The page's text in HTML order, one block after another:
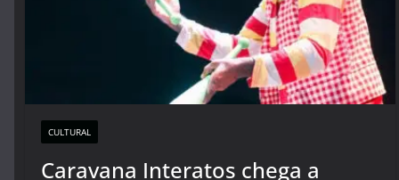
CULTURAL
Caravana Interatos chega a